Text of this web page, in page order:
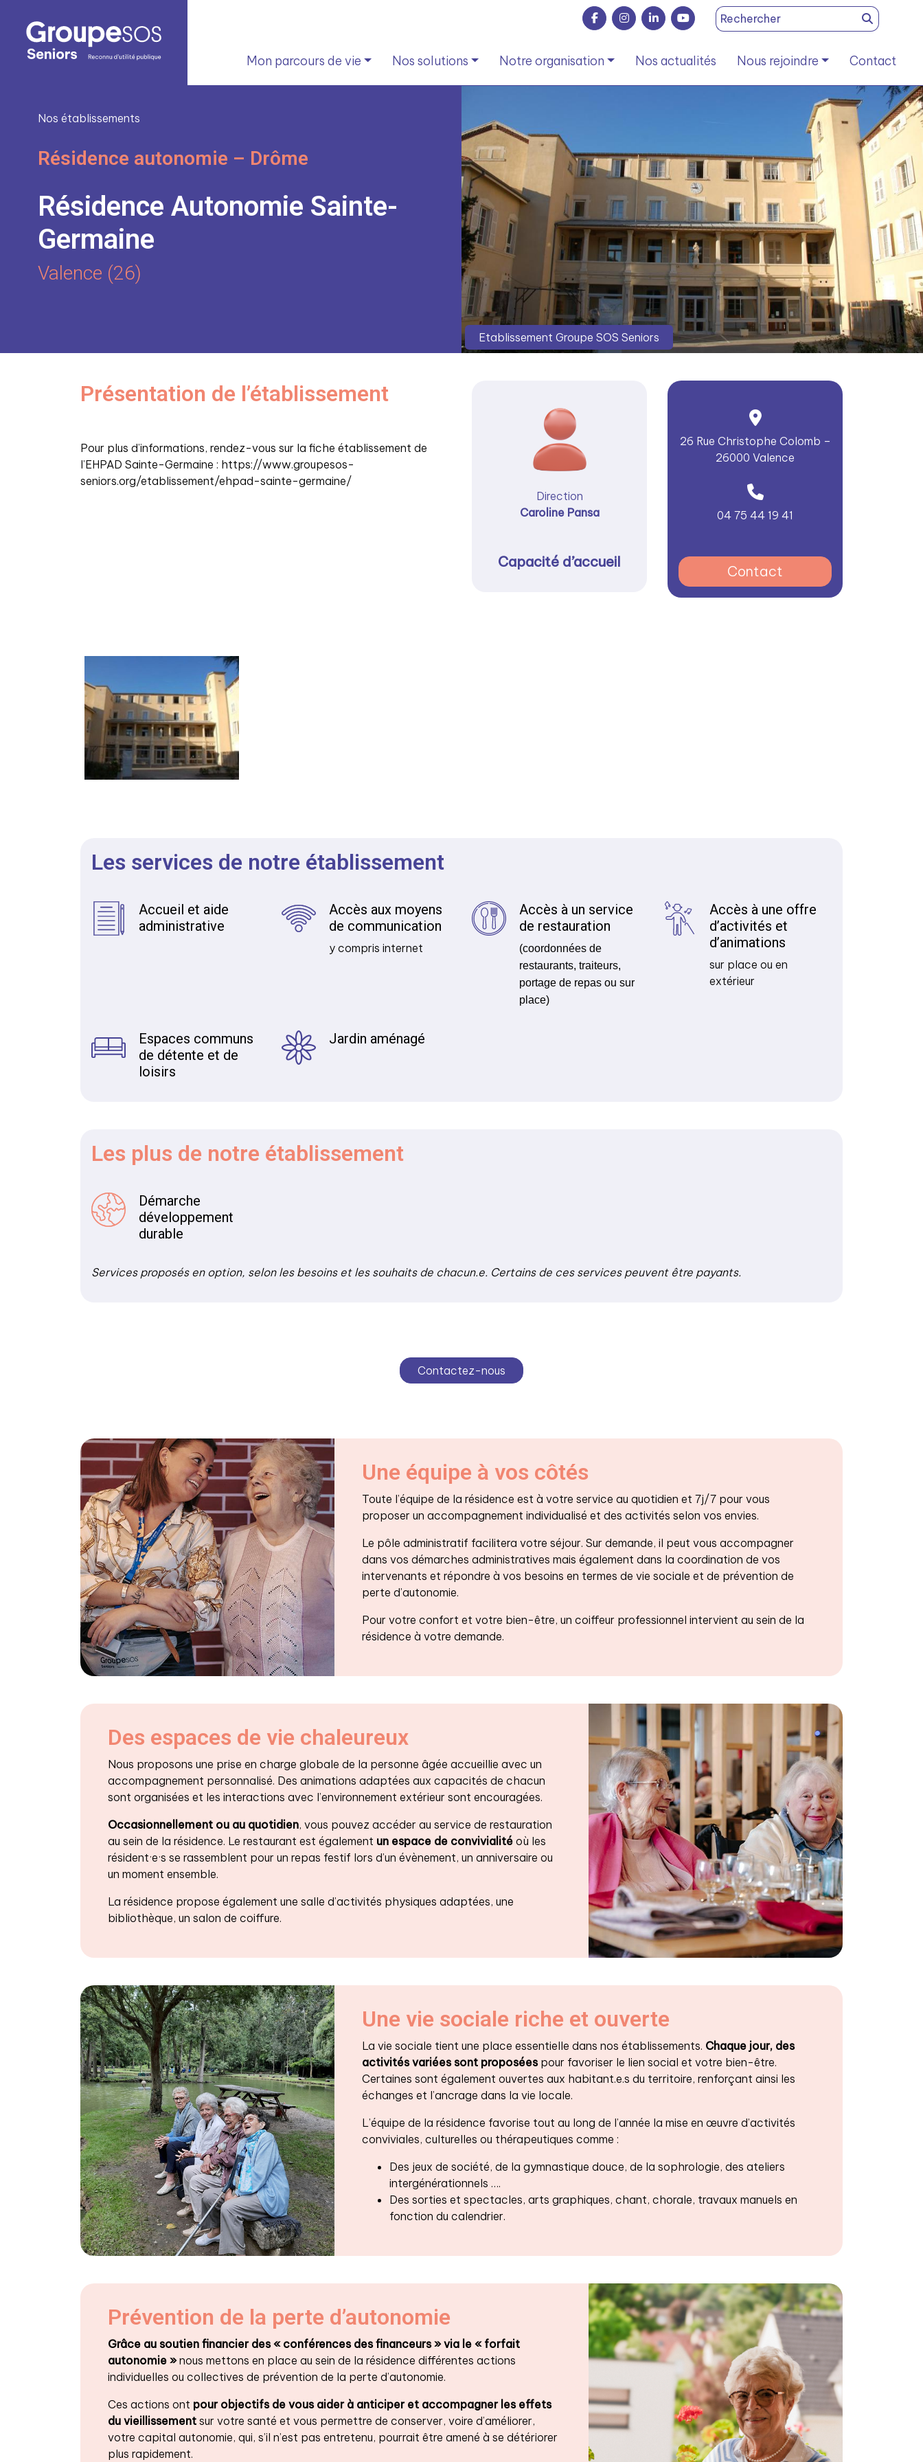
Search
for:
Mon parcours de vie Nos solutions Notre organisation Nos actualités Nous rejoindre Contact
Nos établissements
Résidence autonomie – Drôme
Résidence Autonomie Sainte-
Germaine
Valence (26)
Etablissement Groupe SOS Seniors
Présentation de l’établissement
Pour plus d’informations, rendez-vous sur la fiche établissement de
l’EHPAD Sainte-Germaine : https://www.groupesos-
seniors.org/etablissement/ehpad-sainte-germaine/
Direction
Caroline Pansa
Capacité d’accueil
26 Rue Christophe Colomb –
26000 Valence
04 75 44 19 41
Contact
Les services de notre établissement
Accueil et aide
administrative
Accès aux moyens
de communication
y compris internet
Accès à un service
de restauration
(coordonnées de
restaurants, traiteurs,
portage de repas ou sur
place)
Accès à une offre
d’activités et
d’animations
sur place ou en
extérieur
Espaces communs
de détente et de
loisirs
Jardin aménagé
Les plus de notre établissement
Démarche
développement
durable
Services proposés en option, selon les besoins et les souhaits de chacun.e. Certains de ces services peuvent être payants.
Contactez-nous
Une équipe à vos côtés
Toute l’équipe de la résidence est à votre service au quotidien et 7j/7 pour vous
proposer un accompagnement individualisé et des activités selon vos envies.
Le pôle administratif facilitera votre séjour. Sur demande, il peut vous accompagner
dans vos démarches administratives mais également dans la coordination de vos
intervenants et répondre à vos besoins en termes de vie sociale et de prévention de
perte d’autonomie.
Pour votre confort et votre bien-être, un coiffeur professionnel intervient au sein de la
résidence à votre demande.
Des espaces de vie chaleureux
Nous proposons une prise en charge globale de la personne âgée accueillie avec un
accompagnement personnalisé. Des animations adaptées aux capacités de chacun
sont organisées et les interactions avec l’environnement extérieur sont encouragées.
Occasionnellement ou au quotidien, vous pouvez accéder au service de restauration
au sein de la résidence. Le restaurant est également un espace de convivialité où les
résident·e·s se rassemblent pour un repas festif lors d’un évènement, un anniversaire ou
un moment ensemble.
La résidence propose également une salle d’activités physiques adaptées, une
bibliothèque, un salon de coiffure.
Une vie sociale riche et ouverte
La vie sociale tient une place essentielle dans nos établissements. Chaque jour, des
activités variées sont proposéespour favoriser le lien social et votre bien-être.
Certaines sont également ouvertes aux habitant.e.s du territoire, renforçant ainsi les
échanges et l’ancrage dans la vie locale.
L’équipe de la résidence favorise tout au long de l’année la mise en œuvre d’activités
conviviales, culturelles ou thérapeutiques comme :
Des jeux de société, de la gymnastique douce, de la sophrologie, des ateliers
intergénérationnels ….
Des sorties et spectacles, arts graphiques, chant, chorale, travaux manuels en
fonction du calendrier.
Prévention de la perte d’autonomie
Grâce au soutien financier des « conférences des financeurs » via le « forfait
autonomie »nous mettons en place au sein de la résidence différentes actions
individuelles ou collectives de prévention de la perte d’autonomie.
Ces actions ont pour objectifs de vous aider à anticiper et accompagner les effets
du vieillissement sur votre santé et vous permettre de conserver, voire d’améliorer,
votre capital autonomie, qui, s’il n’est pas entretenu, pourrait être amené à se détériorer
plus rapidement.